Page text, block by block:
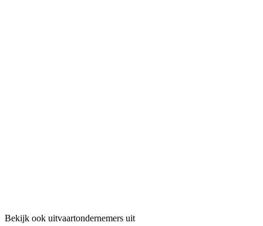
Bekijk ook uitvaartondernemers uit